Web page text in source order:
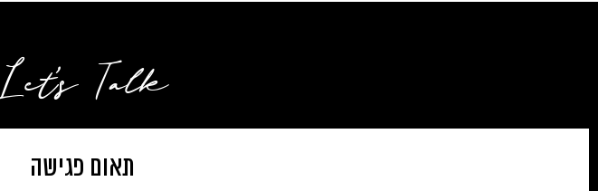
Let's Talk
תאום פגישה